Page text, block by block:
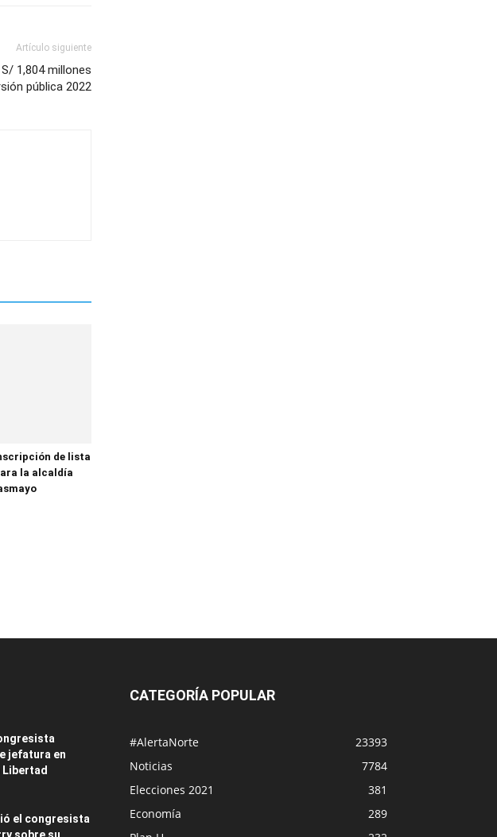
Artículo siguiente
1,804 millones
pública 2022
de lista
la alcaldía
jefatura en
Libertad
el congresista
CATEGORÍA POPULAR
#AlertaNorte
23393
Noticias
7784
Elecciones 2021
381
Economía
289